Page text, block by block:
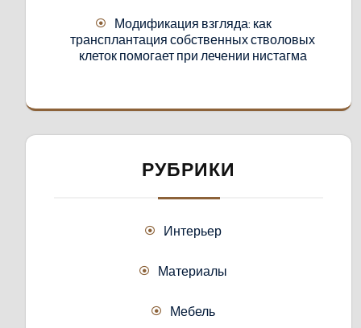
Модификация взгляда: как
трансплантация собственных стволовых
клеток помогает при лечении нистагма
РУБРИКИ
Интерьер
Материалы
Мебель